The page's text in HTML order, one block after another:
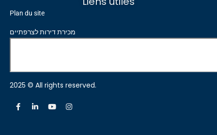
Plan du site
מכירת דירות לצרפתיים
2025 © All rights reserved.